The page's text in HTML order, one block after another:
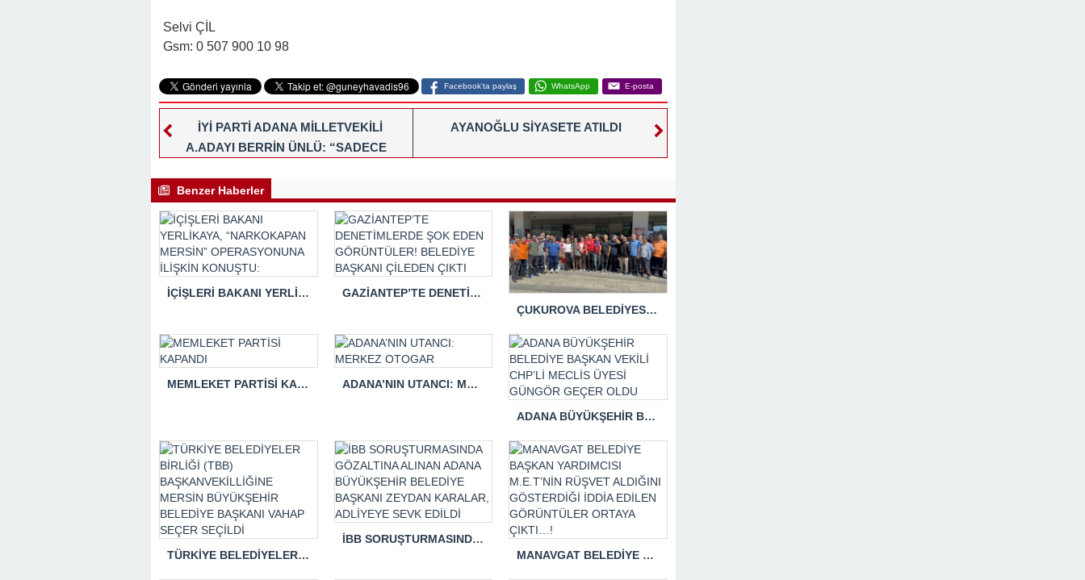
Selvi ÇİL
Gsm: 0 507 900 10 98
Facebook'ta paylaş WhatsApp E-posta
İYİ PARTİ ADANA MİLLETVEKİLİ
A.ADAYI BERRİN ÜNLÜ: “SADECE
ZAMAN SİZİN YANINIZDA OLACAĞIM”
AYANOĞLU SİYASETE ATILDI
Benzer Haberler
İÇİŞLERİ BAKANI YERLİKAYA, “NARKOKAPAN MERSİN” OPERASYONUNA İLİŞKİN KONUŞTU:
GAZİANTEP’TE DENETİMLERDE ŞOK EDEN GÖRÜNTÜLER! BELEDİYE BAŞKANI ÇİLEDEN ÇIKTI
ÇUKUROVA BELEDİYESİNDE BİR GRUP İŞÇİ MAAŞLARINI EKSİK ALDIKLARI GETEKÇESİYLE EYLEM YAPTI…
MEMLEKET PARTİSİ KAPANDI ADANA’NIN UTANCI: MERKEZ OTOGAR
ADANA BÜYÜKŞEHİR BELEDİYE BAŞKAN VEKİLİ CHP’Lİ MECLİS ÜYESİ GÜNGÖR GEÇER OLDU
TÜRKİYE BELEDİYELER BİRLİĞİ (TBB) BAŞKANVEKİLLİĞİNE MERSİN BÜYÜKŞEHİR BELEDİYE BAŞKANI VAHAP SEÇER SEÇİLDİ
İBB SORUŞTURMASINDA GÖZALTINA ALINAN ADANA BÜYÜKŞEHİR BELEDİYE BAŞKANI ZEYDAN KARALAR, ADLİYEYE SEVK EDİLDİ
MANAVGAT BELEDİYE BAŞKAN YARDIMCISI M.E.T’NİN RÜŞVET ALDIĞINI GÖSTERDİĞİ İDDİA EDİLEN GÖRÜNTÜLER ORTAYA ÇIKTI…!